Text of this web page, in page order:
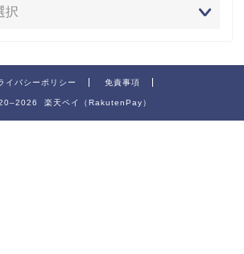
イバシーポリシー 免責事項
楽天ペイ（RakutenPay）